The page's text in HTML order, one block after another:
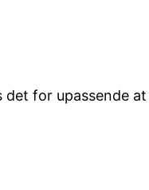
det for upassende